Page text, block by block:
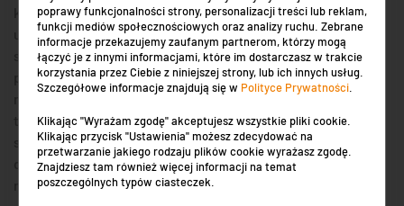
kierowca nie chce przejść rejestracji jako przedsiębiorca i
uzyskać pozwolenie na przewóz pasażerów, może wziąć
samochód w dzierżawę. Nie wymaga to statusu IP ani
posiadania licencji. Koszty naprawy należy rozpocząć na
nowej lub prawie nowej maszynie. Ma lepszy stan
techniczny, co oznacza, że rzadziej się psuje. Ponadto nowe
samochody nie muszą być tak często serwisowane. Niski
dochód problem niskich zarobków taksówkarza można
rozwiązać na kilka sposobów.
poprawy funkcjonalności strony, personalizacji treści lub reklam,
funkcji mediów społecznościowych oraz analizy ruchu. Zebrane
informacje przekazujemy zaufanym partnerom, którzy mogą
łączyć je z innymi informacjami, które im dostarczasz w trakcie
korzystania przez Ciebie z niniejszej strony, lub ich innych usług.
Szczegółowe informacje znajdują się w Polityce Prywatności
Klikając "Wyrażam zgodę" akceptujesz wszystkie pliki cookie.
Klikając przycisk "Ustawienia" możesz zdecydować na
przetwarzanie jakiego rodzaju plików cookie wyrażasz zgodę.
Znajdziesz tam również więcej informacji na temat
poszczególnych typów ciasteczek.